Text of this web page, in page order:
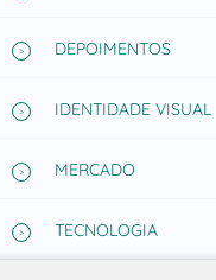
DEPOIMENTOS
IDENTIDADE VISUAL
MERCADO
TECNOLOGIA